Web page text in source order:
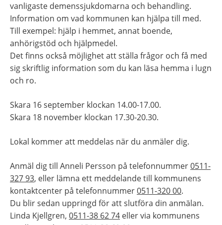
vanligaste demenssjukdomarna och behandling.
Information om vad kommunen kan hjälpa till med.
Till exempel: hjälp i hemmet, annat boende,
anhörigstöd och hjälpmedel.
Det finns också möjlighet att ställa frågor och få med
sig skriftlig information som du kan läsa hemma i lugn
och ro.
Skara 16 september klockan 14.00-17.00.
Skara 18 november klockan 17.30-20.30.
Lokal kommer att meddelas när du anmäler dig.
Anmäl dig till Anneli Persson på telefonnummer 0511-
327 93, eller lämna ett meddelande till kommunens
kontaktcenter på telefonnummer 0511-320 00.
Du blir sedan uppringd för att slutföra din anmälan.
Linda Kjellgren, 0511-38 62 74 eller via kommunens